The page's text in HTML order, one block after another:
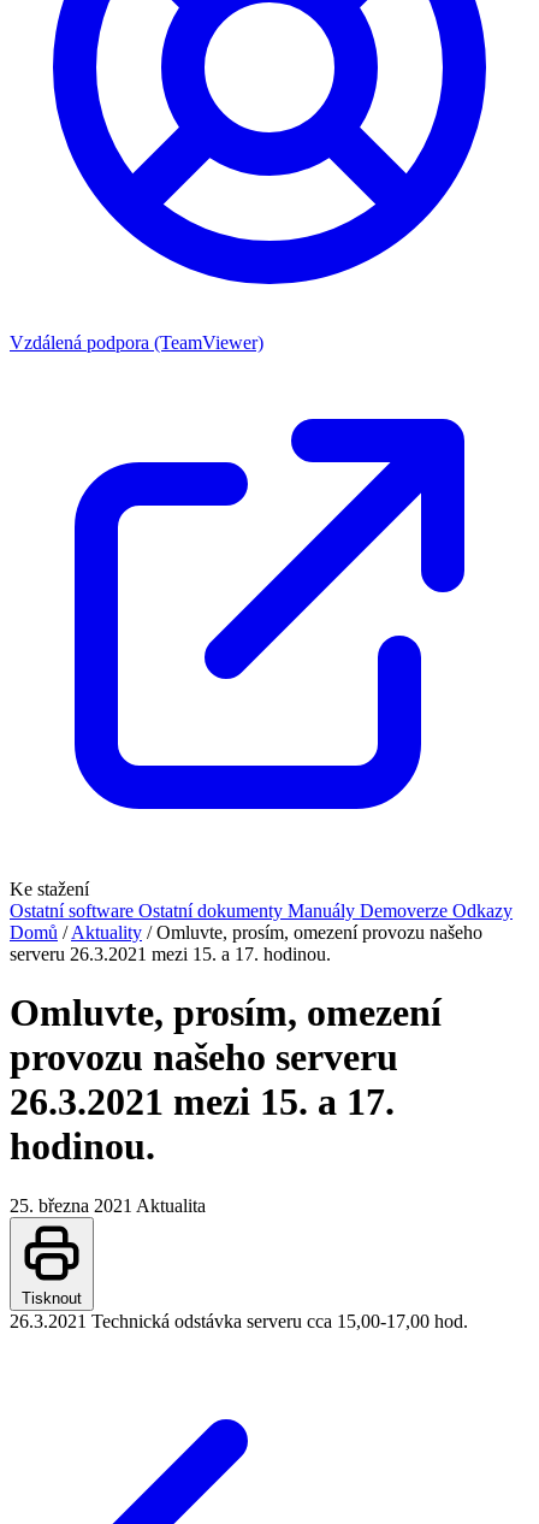
Vzdálená podpora (TeamViewer)
Ke stažení
Ostatní software Ostatní dokumenty Manuály Demoverze Odkazy
Domů / Aktuality / Omluvte, prosím, omezení provozu našeho
serveru 26.3.2021 mezi 15. a 17. hodinou.
Omluvte, prosím, omezení
provozu našeho serveru
26.3.2021 mezi 15. a 17.
hodinou.
25. března 2021 Aktualita
Tisknout
26.3.2021 Technická odstávka serveru cca 15,00-17,00 hod.